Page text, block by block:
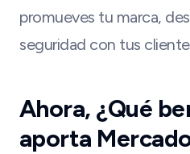
promueves tu marca,
seguridad con tus
Ahora, ¿Qué
aporta